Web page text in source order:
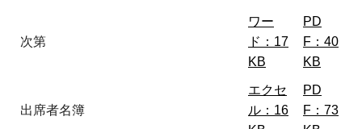
次第
ワー
ド：17
KB
PD
F：40
KB
出席者名簿
エクセ
ル：16
PD
F：73